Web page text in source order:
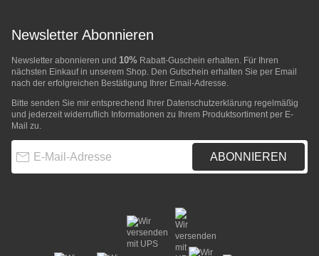
Newsletter Abonnieren
Newsletter abonnieren und 10% Rabatt-Guschein erhalten. Für Ihren
nächsten Einkauf in unserem Shop. Den Gutschein erhalten Sie per Email
nach der erfolgreichen Bestätigung Ihrer Email-Adresse.
Bitte senden Sie mir entsprechend Ihrer Datenschutzerklärung regelmäßig
und jederzeit widerruflich Informationen zu Ihrem Produktsortiment per E-
Mail zu.
ABONNIEREN